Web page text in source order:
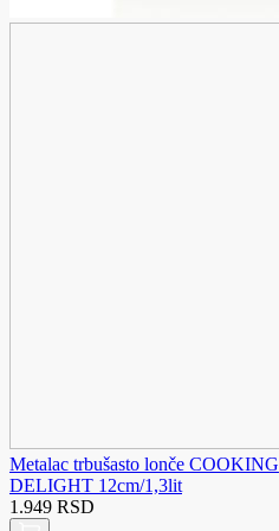
Metalac trbušasto lonče COOKING
DELIGHT 12cm/1,3lit
1.949 RSD